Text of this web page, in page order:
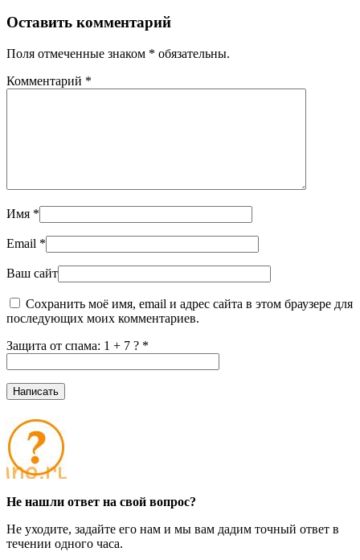
Оставить комментарий
Поля отмеченные знаком * обязательны.
Комментарий *
Имя *
Email *
Ваш сайт
Сохранить моё имя, email и адрес сайта в этом браузере для
последующих моих комментариев.
Защита от спама: 1 + 7 ? *
Не нашли ответ на свой вопрос?
Не уходите, задайте его нам и мы вам дадим точный ответ в
течении одного часа.